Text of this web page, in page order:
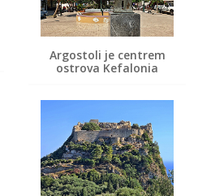
Argostoli je centrem
ostrova Kefalonia